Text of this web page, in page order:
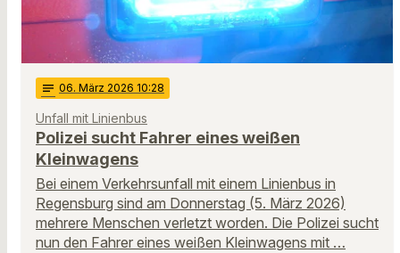
notes 06. März 2026 10:28
Unfall mit Linienbus
Polizei sucht Fahrer eines weißen
Kleinwagens
Bei einem Verkehrsunfall mit einem Linienbus in
Regensburg sind am Donnerstag (5. März 2026)
mehrere Menschen verletzt worden. Die Polizei sucht
nun den Fahrer eines weißen Kleinwagens mit …